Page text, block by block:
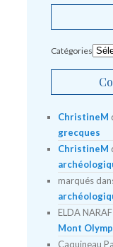
Catégories
ChristineM
grecques
ChristineM
marqués
ELDA NARAF
Mont
Caquineau